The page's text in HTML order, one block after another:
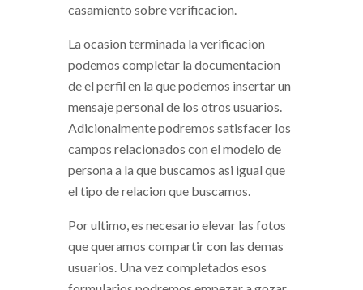
casamiento sobre verificacion.
La ocasion terminada la verificacion
podemos completar la documentacion
de el perfil en la que podemos insertar un
mensaje personal de los otros usuarios.
Adicionalmente podremos satisfacer los
campos relacionados con el modelo de
persona a la que buscamos asi igual que
el tipo de relacion que buscamos.
Por ultimo, es necesario elevar las fotos
que queramos compartir con las demas
usuarios. Una vez completados esos